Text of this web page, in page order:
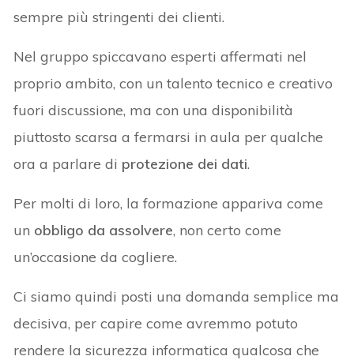
sempre più stringenti dei clienti.
Nel gruppo spiccavano esperti affermati nel
proprio ambito, con un talento tecnico e creativo
fuori discussione, ma con una disponibilità
piuttosto scarsa a fermarsi in aula per qualche
ora a parlare di protezione dei dati.
Per molti di loro, la formazione appariva come
un obbligo da assolvere, non certo come
un’occasione da cogliere.
Ci siamo quindi posti una domanda semplice ma
decisiva, per capire come avremmo potuto
rendere la sicurezza informatica qualcosa che